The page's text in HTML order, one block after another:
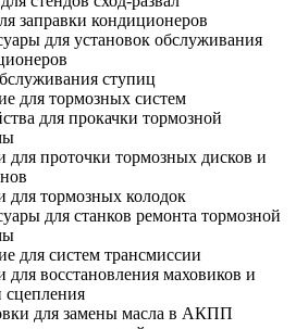
заправки кондиционеров
для установок обслуживания
ступиц
для тормозных систем
для прокачки тормозной
для проточки тормозных дисков и
для тормозных колодок
для станков ремонта тормозной
для систем трансмиссии
для восстановления маховиков и
сцепления
для замены масла в АКПП